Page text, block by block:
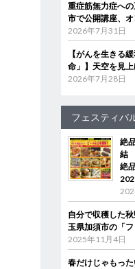
重症筋無力症へ
市で公開講座、
2026年7月31日
【がんを生きる
命」】天空を見上
2026年7月28日
フェスティバ
絶
結
絶
自分で収穫した
玉県加須市の「
2025年11月4日
春だけじゃもっ